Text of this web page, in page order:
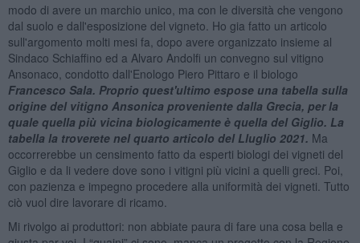
modo di avere un marchio unico, ma con le diversità che vengono
dal suolo e dall'esposizione del vigneto. Ho gia fatto un articolo
sull'argomento molti mesi fa, dopo avere organizzato insieme al
Sindaco Schiaffino ed a Alvaro Andolfi un convegno sul vitigno
Ansonaco, condotto dall'Enologo Piero Pittaro e il biologo
Francesco Sala. Proprio quest'ultimo espose una tabella sulla
origine del vitigno Ansonica proveniente dalla Grecia, per la
quale quella più vicina biologicamente è quella del Giglio. La
tabella la troverete nel quarto articolo del Lluglio 2021. Ma
occorrerebbe un censimento fatto da esperti biologi dei vigneti del
Giglio e da li vedere dove sono i vitigni più vicini a quelli greci. Poi,
con pazienza e impegno procedere alla uniformità dei vigneti. Tutto
ciò vuol dire lavorare di ricamo.
Mi rivolgo ai produttori: non abbiate paura di fare una cosa bella e